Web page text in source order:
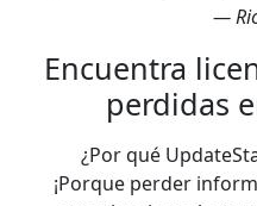
—
Encuentra
perdidas
¿Por qué
¡Porque perder